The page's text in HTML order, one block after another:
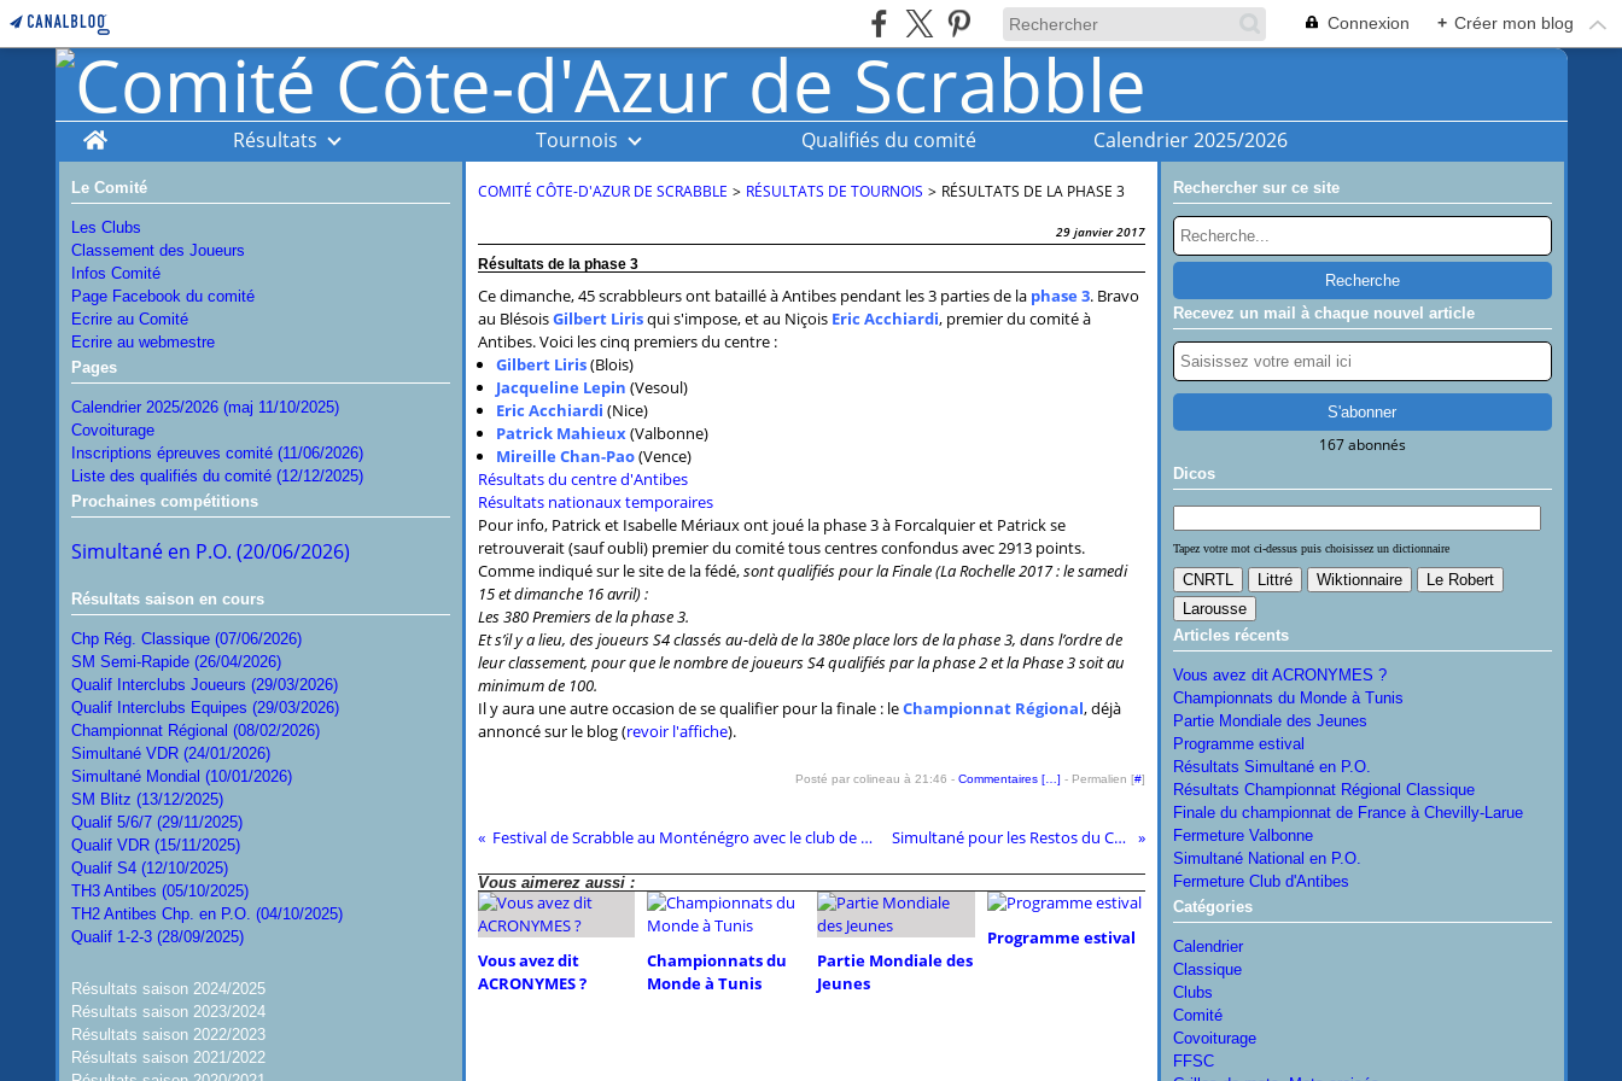
Connexion + Créer mon blog
Home Résultats Tournois Qualifiés du comité Calendrier 2025/2026
Le Comité
Les Clubs
Classement des Joueurs
Infos Comité
Page Facebook du comité
Ecrire au Comité
Ecrire au webmestre
Pages
Calendrier 2025/2026 (maj 11/10/2025)
Covoiturage
Inscriptions épreuves comité (11/06/2026)
Liste des qualifiés du comité (12/12/2025)
Prochaines compétitions
Simultané en P.O. (20/06/2026)
Résultats saison en cours
Chp Rég. Classique (07/06/2026)
SM Semi-Rapide (26/04/2026)
Qualif Interclubs Joueurs (29/03/2026)
Qualif Interclubs Equipes (29/03/2026)
Championnat Régional (08/02/2026)
Simultané VDR (24/01/2026)
Simultané Mondial (10/01/2026)
SM Blitz (13/12/2025)
Qualif 5/6/7 (29/11/2025)
Qualif VDR (15/11/2025)
Qualif S4 (12/10/2025)
TH3 Antibes (05/10/2025)
TH2 Antibes Chp. en P.O. (04/10/2025)
Qualif 1-2-3 (28/09/2025)
Résultats saison 2024/2025
Résultats saison 2023/2024
Résultats saison 2022/2023
Résultats saison 2021/2022
COMITÉ CÔTE-D'AZUR DE SCRABBLE > RÉSULTATS DE TOURNOIS > RÉSULTATS DE LA PHASE 3
29 janvier 2017
Résultats de la phase 3
Ce dimanche, 45 scrabbleurs ont bataillé à Antibes pendant les 3 parties de la phase 3. Bravo
au BlésoisGilbert Lirisqui s'impose, et au Niçois Eric Acchiardi, premier du comité à
Antibes. Voici les cinq premiers du centre :
Gilbert Liris(Blois)
Jacqueline Lepin (Vesoul)
Eric Acchiardi (Nice)
Patrick Mahieux(Valbonne)
Mireille Chan-Pao(Vence)
Résultats du centre d'Antibes
Résultats nationaux temporaires
Pour info, Patrick et Isabelle Mériaux ont joué la phase 3 à Forcalquier et Patrick se
retrouverait (sauf oubli) premier du comité tous centres confondus avec 2913 points.
Comme indiqué sur le site de la fédé,sont qualifiés pour la Finale (La Rochelle 2017 : le samedi
15 et dimanche 16 avril) :
Les 380 Premiers de la phase 3.
Et s’il y a lieu, des joueurs S4 classés au-delà de la 380e place lors de la phase 3, dans l’ordre de
leur classement, pour que le nombre de joueurs S4 qualifiés par la phase 2 et la Phase 3 soit au
minimum de 100.
Il y aura une autre occasion de se qualifier pour la finale : leChampionnat Régional, déjà
annoncé sur le blog (revoir l'affiche).
Posté par colineau à 21:46 - Commentaires [… ] - Permalien [#]
Festival de Scrabble au Monténégro avec le club de Vence Simultané pour les Restos du Coeur
Vous aimerez aussi :
Vous avez dit
ACRONYMES ?
Championnats du
Monde à Tunis
Partie Mondiale des
Jeunes
Programme estival
Rechercher sur ce site
Recevez un mail à chaque nouvel article
167 abonnés
Dicos
Tapez votre mot ci-dessus puis choisissez un dictionnaire
Articles récents
Vous avez dit ACRONYMES ?
Championnats du Monde à Tunis
Partie Mondiale des Jeunes
Programme estival
Résultats Simultané en P.O.
Résultats Championnat Régional Classique
Finale du championnat de France à Chevilly-Larue
Fermeture Valbonne
Simultané National en P.O.
Fermeture Club d'Antibes
Catégories
Calendrier
Classique
Clubs
Comité
Covoiturage
FFSC